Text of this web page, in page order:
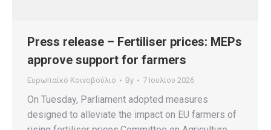
Press release – Fertiliser prices: MEPs
approve support for farmers
Ευρωπαϊκό Κοινοβούλιο By 7 Ιουλίου 2026
On Tuesday, Parliament adopted measures
designed to alleviate the impact on EU farmers of